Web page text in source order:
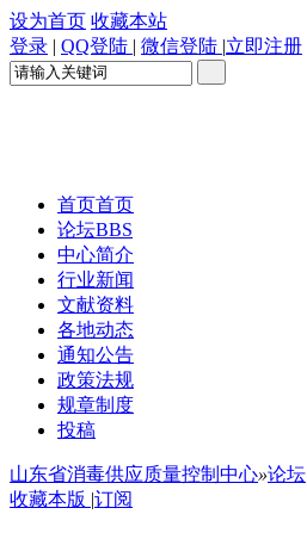
设为首页 收藏本站
登录 | QQ登陆 | 微信登陆 |立即注册
首页首页
论坛BBS
中心简介
行业新闻
文献资料
各地动态
通知公告
政策法规
规章制度
投稿
山东省消毒供应质量控制中心»论坛
收藏本版 |订阅